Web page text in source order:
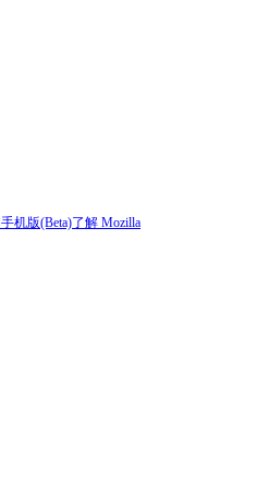
手机版(Beta)了解 Mozilla